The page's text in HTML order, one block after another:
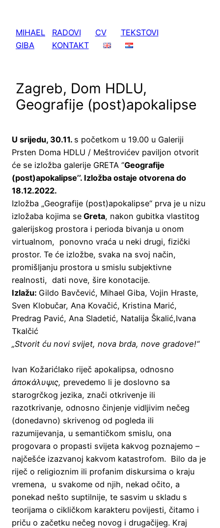
sadržaja
MIHAEL
GIBA
RADOVI CV
TEKSTOVI
KONTAKT
Zagreb, Dom HDLU,
Geografije (post)apokalipse
U srijedu, 30.11. s početkom u 19.00 u Galeriji
Prsten Doma HDLU / Meštrovićev paviljon otvorit
će se izložba galerije GRETA ‘’Geografije
(post)apokalipse’’. Izložba ostaje otvorena do
18.12.2022.
Izložba „Geografije (post)apokalipse“ prva je u nizu
izložaba kojima se Greta, nakon gubitka vlastitog
galerijskog prostora i perioda bivanja u onom
virtualnom, ponovno vraća u neki drugi, fizički
prostor. Te će izložbe, svaka na svoj način,
promišljanju prostora u smislu subjektivne
realnosti, dati nove, šire konotacije.
Izlažu: Gildo Bavčević, Mihael Giba, Vojin Hraste,
Sven Klobučar, Ana Kovačić, Kristina Marić,
Predrag Pavić, Ana Sladetić, Natalija Škalić,Ivana
Tkalčić
„Stvorit ću novi svijet, nova brda, nove gradove!“
Ivan KožarićIako riječ apokalipsa, odnosno
ἀποκάλυψις, prevedemo li je doslovno sa
starogrčkog jezika, znači otkrivenje ili
razotkrivanje, odnosno činjenje vidljivim nečeg
(donedavno) skrivenog od pogleda ili
razumijevanja, u semantičkom smislu, ona
progovara o propasti svijeta kakvog poznajemo –
najčešće izazvanoj kakvom katastrofom. Bilo da je
riječ o religioznim ili profanim diskursima o kraju
vremena, u svakome od njih, nekad očito, a
ponekad nešto suptilnije, te sasvim u skladu s
teorijama o cikličkom karakteru povijesti, čitamo i
priču o začetku nečeg novog i drugačijeg. Kraj